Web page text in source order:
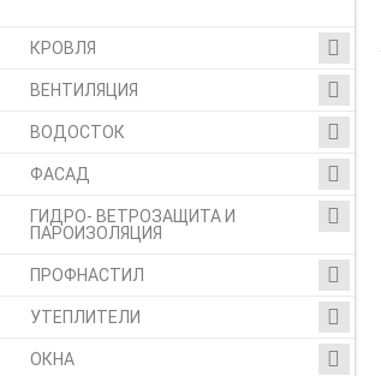
КРОВЛЯ
ВЕНТИЛЯЦИЯ
ВОДОСТОК
ФАСАД
ГИДРО- ВЕТРОЗАЩИТА И
ПАРОИЗОЛЯЦИЯ
ПРОФНАСТИЛ
УТЕПЛИТЕЛИ
ОКНА